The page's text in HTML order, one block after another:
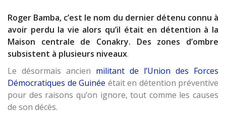
Roger Bamba, c’est le nom du dernier détenu connu à
avoir perdu la vie alors qu’il était en détention à la
Maison centrale de Conakry. Des zones d’ombre
subsistent à plusieurs niveaux.
Le désormais ancien militant de l’Union des Forces
Démocratiques de Guinée était en détention préventive
pour des raisons qu’on ignore, tout comme les causes
de son décès.